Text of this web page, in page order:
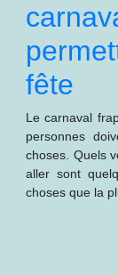
fête
Le carnaval
personnes
choses. Quels
aller sont
choses que la